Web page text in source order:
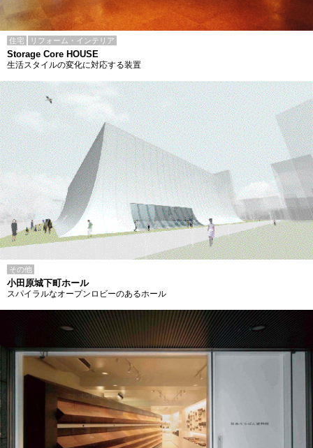
住宅 リフォーム・インテリア
Storage Core HOUSE
生活スタイルの変化に対応する装置
その他
小田原城下町ホール
スパイラルなオープンロビーのあるホール